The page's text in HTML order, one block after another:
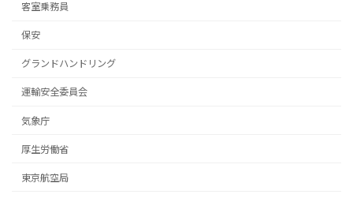
客室乗務員
保安
グランドハンドリング
運輸安全委員会
気象庁
厚生労働省
東京航空局